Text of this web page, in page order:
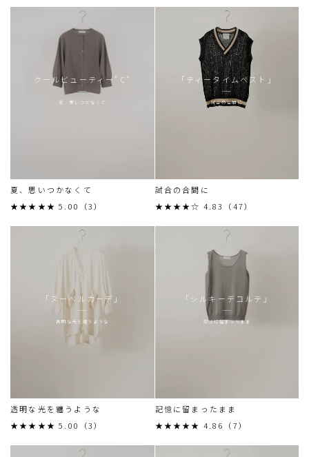
クールビューティー"C"
夏、思いつかなくて
夏、思いつかなくて
★★★★★ 5.00（3）
「ティータイムベスト」
試合の合間に
試合の合間に
★★★★☆ 4.83（47）
「ヌーベルカーデ」
透明な光を纏うような
透明な光を纏うような
★★★★★ 5.00（3）
「シルキーデコルテ」
記憶に留まったまま
記憶に留まったまま
★★★★★ 4.86（7）